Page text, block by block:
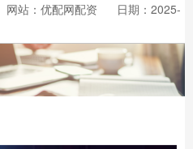
网站：优配网配资
日期：2025-